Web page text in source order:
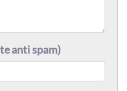
anti spam)